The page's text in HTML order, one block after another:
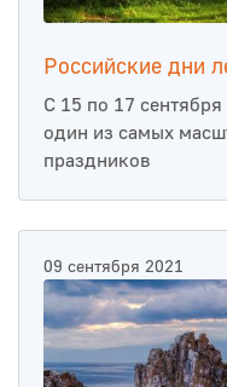
Российские дни
С 15 по 17
один из самых
праздников
09 сентября 2021